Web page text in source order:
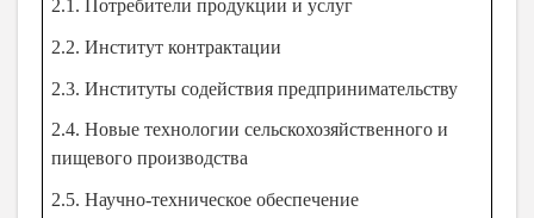
2.1. Потребители продукции и услуг
2.2. Институт контрактации
2.3. Институты содействия предпринимательству
2.4. Новые технологии сельскохозяйственного и
пищевого производства
2.5. Научно-техническое обеспечение